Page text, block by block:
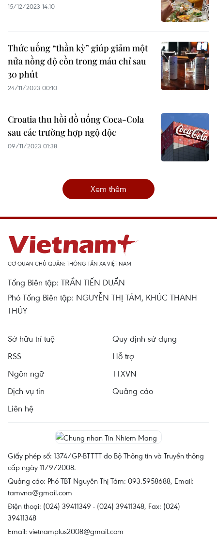
15/12/2023 14:10
Thức uống “thần kỳ” giúp giảm một
nửa nồng độ cồn trong máu chỉ sau
30 phút
24/11/2023 00:10
Croatia thu hồi đồ uống Coca-Cola
sau các trường hợp ngộ độc
09/11/2023 01:38
Xem thêm
CƠ QUAN CHỦ QUẢN: THÔNG TẤN XÃ VIỆT NAM
Tổng Biên tập: TRẦN TIẾN DUẨN
Phó Tổng Biên tập: NGUYỄN THỊ TÁM, KHÚC THANH
THỦY
Sở hữu trí tuệ
Quy định sử dụng
RSS
Hỗ trợ
Ngôn ngữ
TTXVN
Dịch vụ tin
Quảng cáo
Liên hệ
Giấy phép số: 1374/GP-BTTTT do Bộ Thông tin và Truyền thông
cấp ngày 11/9/2008.
Quảng cáo: Phó TBT Nguyễn Thị Tám: 093.5958688, Email:
tamvna@gmail.com
Điện thoại: (024) 39411349 - (024) 39411348, Fax: (024)
39411348
Email: vietnamplus2008@gmail.com